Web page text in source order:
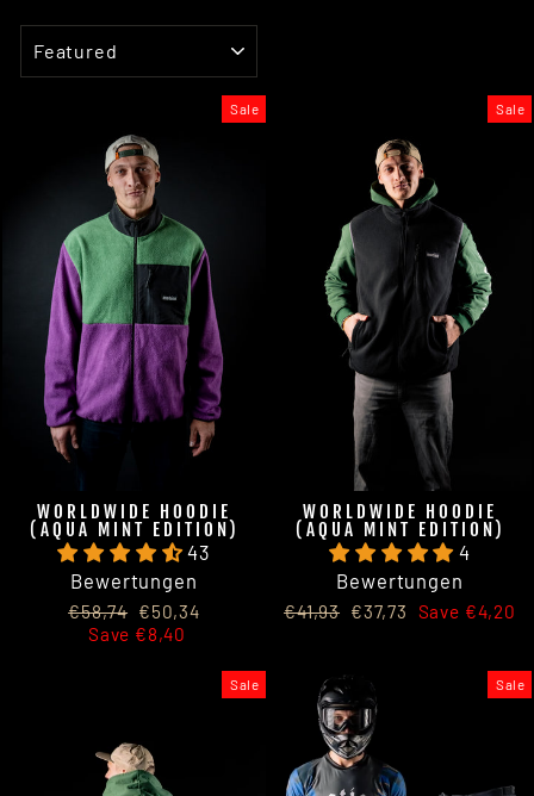
Sale
WORLDWIDE HOODIE
(AQUA MINT EDITION)
43
Bewertungen
Regular
price
€58,74 Sale
price
€50,34
Save €8,40
Sale
WORLDWIDE HOODIE
(AQUA MINT EDITION)
4
Bewertungen
Regular
€41,93 Sale
€37,73 Save €4,20
Sale Sale